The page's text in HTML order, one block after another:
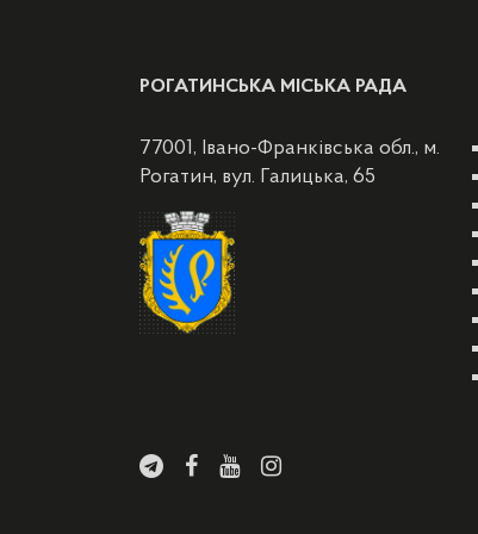
РОГАТИНСЬКА МІСЬКА РАДА
77001, Івано-Франківська обл., м.
Рогатин, вул. Галицька, 65